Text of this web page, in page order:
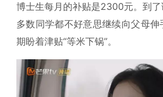
博士生每月的补贴是2300元。到
多数同学都不好意思继续向父母
期盼着津贴“等米下锅”。